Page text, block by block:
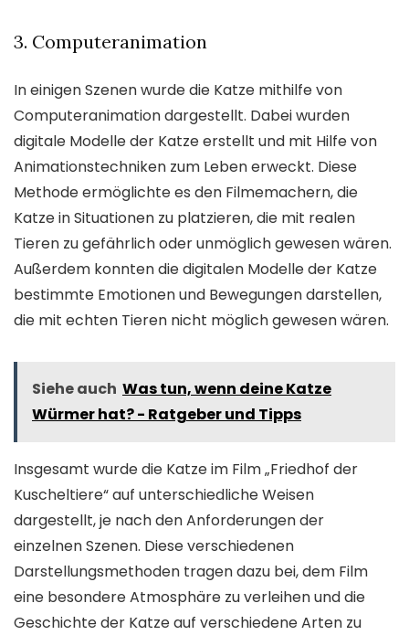
3. Computeranimation
In einigen Szenen wurde die Katze mithilfe von
Computeranimation dargestellt. Dabei wurden
digitale Modelle der Katze erstellt und mit Hilfe von
Animationstechniken zum Leben erweckt. Diese
Methode ermöglichte es den Filmemachern, die
Katze in Situationen zu platzieren, die mit realen
Tieren zu gefährlich oder unmöglich gewesen wären.
Außerdem konnten die digitalen Modelle der Katze
bestimmte Emotionen und Bewegungen darstellen,
die mit echten Tieren nicht möglich gewesen wären.
Siehe auch Was tun, wenn deine Katze
Würmer hat? - Ratgeber und Tipps
Insgesamt wurde die Katze im Film „Friedhof der
Kuscheltiere“ auf unterschiedliche Weisen
dargestellt, je nach den Anforderungen der
einzelnen Szenen. Diese verschiedenen
Darstellungsmethoden tragen dazu bei, dem Film
eine besondere Atmosphäre zu verleihen und die
Geschichte der Katze auf verschiedene Arten zu